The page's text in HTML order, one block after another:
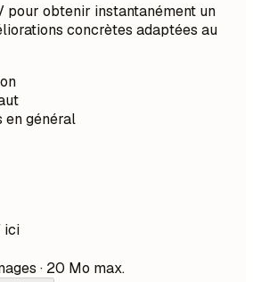
pour obtenir instantanément un
concrètes adaptées au
en général
ici
· 20 Mo max.